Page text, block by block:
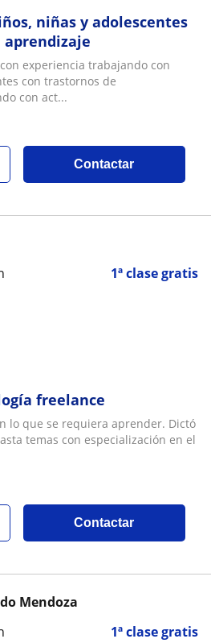
niñas y adolescentes
experiencia trabajando con
con trastornos de
con act...
Contactar
1ª clase gratis
freelance
lo que se requiera aprender. Dictó
temas con especialización en el
Contactar
1ª clase gratis
Mendoza